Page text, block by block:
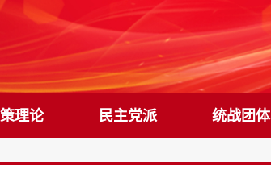
理论 民主党派 统战团体